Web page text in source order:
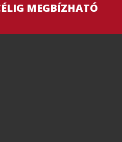
MEGBÍZHATÓ